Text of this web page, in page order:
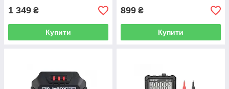
1 349 ₴
Купити
899 ₴
Купити